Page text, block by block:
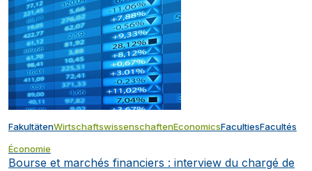
FakultätenWirtschaftswissenschaftenEconomicsFacultiesFacultés
Économie
Bourse et marchés financiers : interview du chargé de